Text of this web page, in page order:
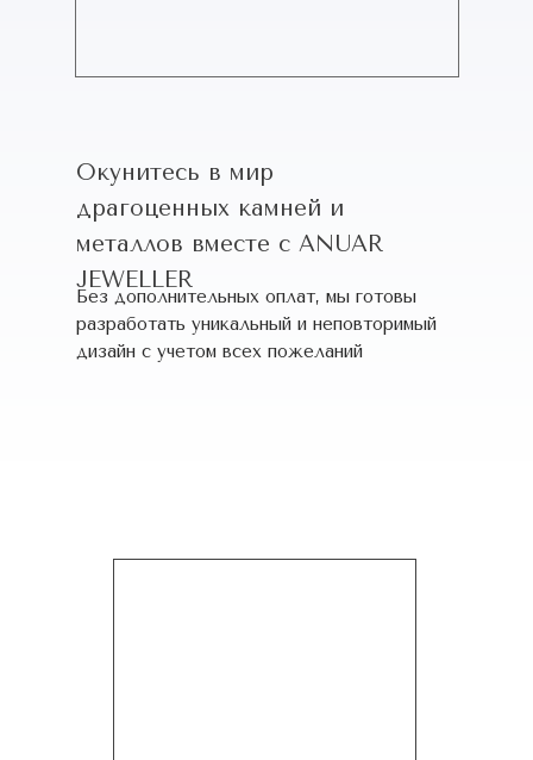
Окунитесь в мир
драгоценных камней и
металлов вместе с ANUAR
JEWELLER
Без дополнительных оплат, мы готовы
разработать уникальный и неповторимый
дизайн c учетом всех пожеланий